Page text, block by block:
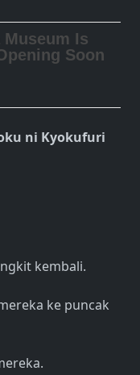
ni Kyokufuri
kembali.
ke puncak